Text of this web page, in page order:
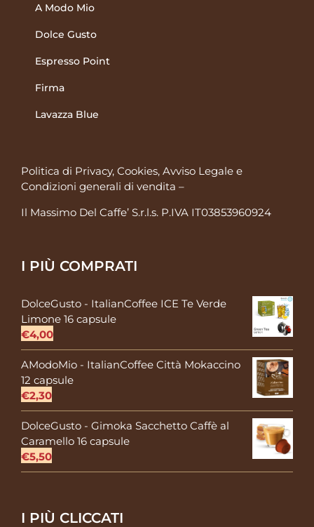
A Modo Mio
Dolce Gusto
Espresso Point
Firma
Lavazza Blue
Politica di Privacy, Cookies, Avviso Legale e
Condizioni generali di vendita –
Il Massimo Del Caffe’ S.r.l.s. P.IVA IT03853960924
I PIÙ COMPRATI
DolceGusto - ItalianCoffee ICE Te Verde
Limone 16 capsule
€4,00
AModoMio - ItalianCoffee Città Mokaccino
12 capsule
€2,30
DolceGusto - Gimoka Sacchetto Caffè al
Caramello 16 capsule
€5,50
I PIÙ CLICCATI